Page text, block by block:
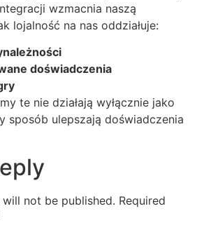
wzmacnia naszą
lojalność na nas oddziałuje:
doświadczenia
te nie działają wyłącznie jako
sposób ulepszają doświadczenia
not be published. Required